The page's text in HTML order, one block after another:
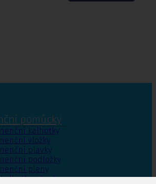
pomůcky
kalhotky
vložky
plavky
podložky
pleny
a body